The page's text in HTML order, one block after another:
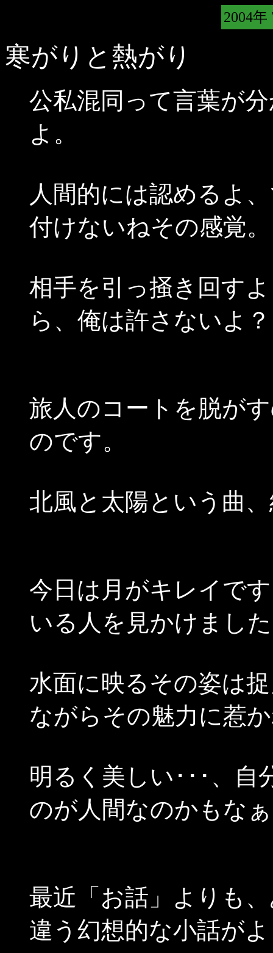
2004年
寒がりと熱がり
公私混同って言葉が
よ。
人間的には認めるよ
付けないねその感覚。
相手を引っ掻き回す
ら、俺は許さないよ？
旅人のコートを脱が
のです。
北風と太陽という曲
今日は月がキレイで
いる人を見かけまし
水面に映るその姿は
ながらその魅力に惹
明るく美しい･･･、自
のが人間なのかもな
最近「お話」よりも
違う幻想的な小話が